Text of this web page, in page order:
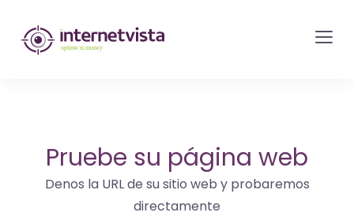
Monitorización
de
del
sitio
web
Pruebe su página web
Denos la URL de su sitio web y probaremos
directamente